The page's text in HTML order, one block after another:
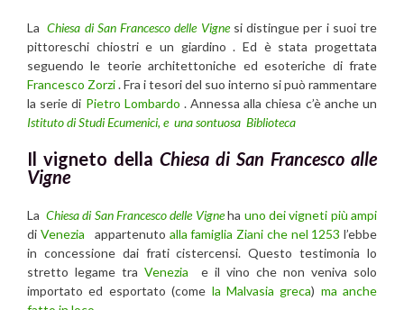
LaChiesa di San Francesco delle Vignesi distingue per i suoi tre
pittoreschi chiostri e un giardino . Ed è stata progettata
seguendo le teorie architettoniche ed esoteriche di frate
Francesco Zorzi. Fra i tesori del suo interno si può rammentare
la serie di Pietro Lombardo . Annessa alla chiesa c’è anche un
Istituto di Studi Ecumenici, e una sontuosa Biblioteca
Il vigneto della Chiesa di San Francesco alle
Vigne
La Chiesa di San Francesco delle Vigneha uno dei vigneti più ampi
di Venezia appartenuto alla famiglia Ziani che nel 1253 l’ebbe
in concessione dai frati cistercensi. Questo testimonia lo
stretto legame tra Venezia e il vino che non veniva solo
importato ed esportato (come la Malvasia greca) ma anche